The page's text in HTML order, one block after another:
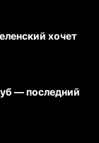
хочет
— последний